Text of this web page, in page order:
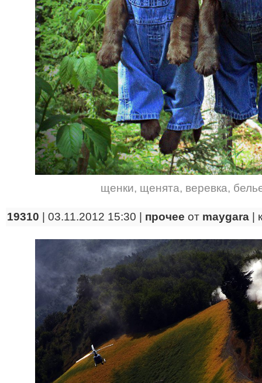
щенки, щенята, веревка,
19310 | 03.11.2012 15:30 | прочее от maygara